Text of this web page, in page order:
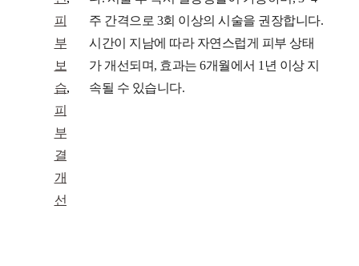
피
부
보
습,
피
부
결
개
선
주 간격으로 3회 이상의 시술을 권장합니다.
시간이 지남에 따라 자연스럽게 피부 상태
가 개선되며, 효과는 6개월에서 1년 이상 지
속될 수 있습니다.